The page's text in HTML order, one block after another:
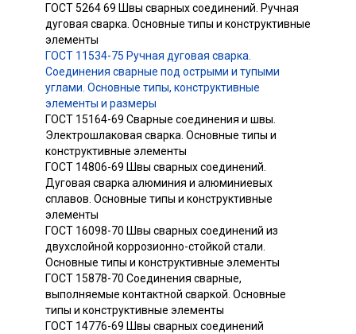
ГОСТ 5264 69 Швы сварных соединений. Ручная
дуговая сварка. Основные типы и конструктивные
элементы
ГОСТ 11534-75 Ручная дуговая сварка.
Соединения сварные под острыми и тупыми
углами. Основные типы, конструктивные
элементы и размеры
ГОСТ 15164-69 Сварные соединения и швы.
Электрошлаковая сварка. Основные типы и
конструктивные элементы
ГОСТ 14806-69 Швы сварных соединений.
Дуговая сварка алюминия и алюминиевых
сплавов. Основные типы и конструктивные
элементы
ГОСТ 16098-70 Швы сварных соединений из
двухслойной коррозионно-стойкой стали.
Основные типы и конструктивные элементы
ГОСТ 15878-70 Соединения сварные,
выполняемые контактной сваркой. Основные
типы и конструктивные элементы
ГОСТ 14776-69 Швы сварных соединений